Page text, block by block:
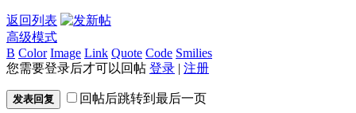
返回列表
高级模式
B Color Image Link Quote Code Smilies
您需要登录后才可以回帖 登录 | 注册
发表回复 回帖后跳转到最后一页